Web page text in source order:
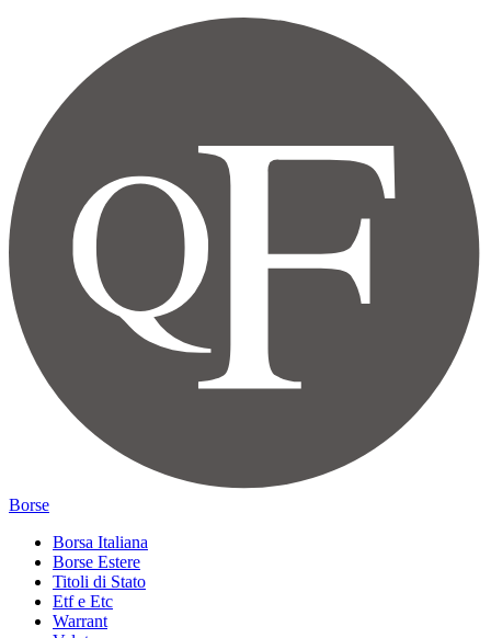
Borse
Borsa Italiana
Borse Estere
Titoli di Stato
Etf e Etc
Warrant